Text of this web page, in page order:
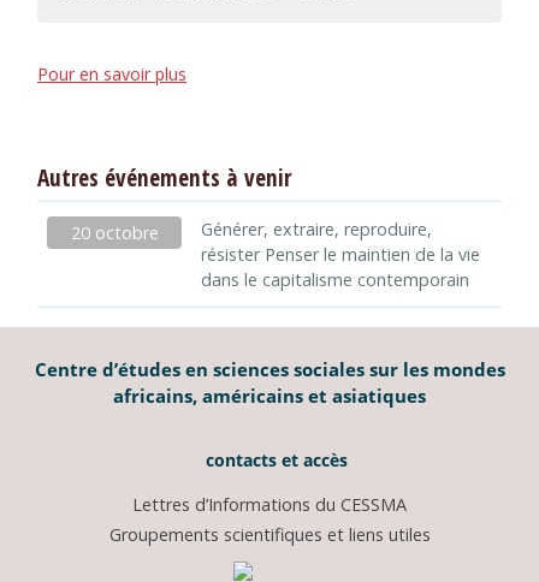
Pour en savoir plus
Autres événements à venir
20 octobre
Générer, extraire, reproduire,
résister Penser le maintien de la vie
dans le capitalisme contemporain
Centre d’études en sciences sociales sur les mondes
africains, américains et asiatiques
contacts et accès
Lettres d’Informations du CESSMA
Groupements scientifiques et liens utiles